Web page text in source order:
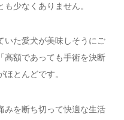
少なくありません。
いた愛犬が美味しそうにご
高額であっても手術を決断
とんどです。
みを断ち切って快適な生活